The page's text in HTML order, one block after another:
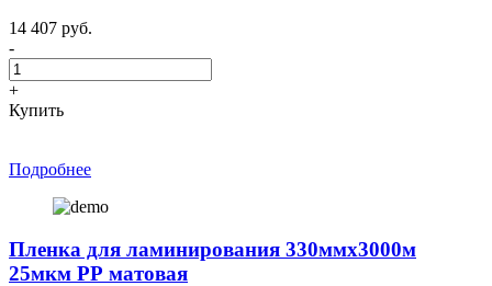
14 407 руб.
-
+
Купить
Подробнее
Пленка для ламинирования 330ммх3000м
25мкм РР матовая